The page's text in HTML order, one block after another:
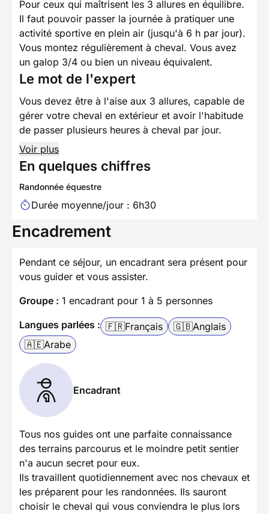
Pour ceux qui maîtrisent les 3 allures en équilibre.
Il faut pouvoir passer la journée à pratiquer une
activité sportive en plein air (jusqu'à 6 h par jour).
Vous montez régulièrement à cheval. Vous avez
un galop 3/4 ou bien un niveau équivalent.
Le mot de l'expert
Vous devez être à l'aise aux 3 allures, capable de
gérer votre cheval en extérieur et avoir l'habitude
de passer plusieurs heures à cheval par jour.
Voir plus
En quelques chiffres
Randonnée équestre
Durée moyenne/jour : 6h30
Encadrement
Pendant ce séjour, un encadrant sera présent pour
vous guider et vous assister.
Groupe : 1 encadrant pour 1 à 5 personnes
Langues parlées : 🇫🇷Français 🇬🇧Anglais
🇦🇪Arabe
Encadrant
Tous nos guides ont une parfaite connaissance
des terrains parcourus et le moindre petit sentier
n'a aucun secret pour eux.
Ils travaillent quotidiennement avec nos chevaux et
les préparent pour les randonnées. Ils sauront
choisir le cheval qui vous conviendra le plus lors